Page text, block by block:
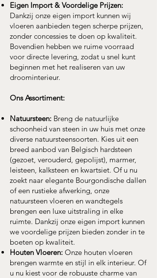
Eigen Import & Voordelige Prijzen:
Dankzij onze eigen import kunnen wij
vloeren aanbieden tegen scherpe prijzen,
zonder concessies te doen op kwaliteit.
Bovendien hebben we ruime voorraad
voor directe levering, zodat u snel kunt
beginnen met het realiseren van uw
droominterieur.
Ons Assortiment:
Natuursteen: Breng de natuurlijke
schoonheid van steen in uw huis met onze
diverse natuursteensoorten. Kies uit een
breed aanbod van Belgisch hardsteen
(gezoet, verouderd, gepolijst), marmer,
leisteen, kalksteen en kwartsiet. Of u nu
zoekt naar elegante Bourgondische dallen
of een rustieke afwerking, onze
natuursteen vloeren en wandtegels
brengen een luxe uitstraling in elke
ruimte. Dankzij onze eigen import kunnen
we voordelige prijzen bieden zonder in te
boeten op kwaliteit.
Houten Vloeren: Onze houten vloeren
brengen warmte en stijl in elk interieur. Of
u nu kiest voor de robuuste charme van